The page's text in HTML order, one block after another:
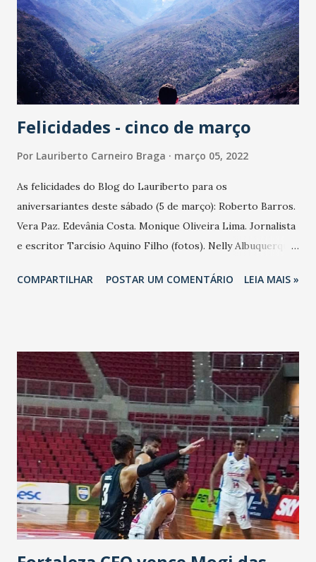
Alvinegra. - Que DEUS o tenha". Jornalista César Espíndola
- Lamentável!! Perda irreparável para o futebol cearense e,
especialmente, para a família Ceará Sporting Club. Eulino,
sem sombra de dúvidas, pela sua paixão pelo clube, foi o
maior presidente da história do Vozão. To...
Felicidades - cinco de março
Por Lauriberto Carneiro Braga março 05, 2022
As felicidades do Blog do Lauriberto para os
aniversariantes deste sábado (5 de março): Roberto Barros.
Vera Paz. Edevânia Costa. Monique Oliveira Lima. Jornalista
e escritor Tarcísio Aquino Filho (fotos). Nelly Albuquerque.
Radialista Aldamir Amaral da Rocha. Radialista Paulo Narciso
escritor italiano Pier Paolo Pasolini (100 anos). Nascimento
do artista plástico pernambucano Cícero Dias (115 anos).
Open Data Day (data móvel) - é uma comemoração anual
sobre dados abertos realizada em diversas instituições no
mundo, através da qual grupos de todo o mundo criam
eventos locais para celebrar e debater a importância de
acessar, utilizar, modificar e compartilhar dados para
qualquer finalidade. É uma oportunidade de mostrar os
benefícios dos dados abertos e incentivar a adoção...
COMPARTILHAR POSTAR UM COMENTÁRIO LEIA MAIS »